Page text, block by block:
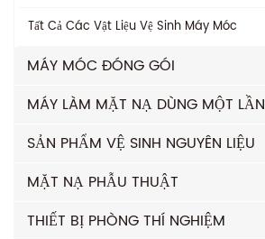
Tất Cả Các Vật Liệu Vệ Sinh Máy Móc
MÁY MÓC ĐÓNG GÓI
MÁY LÀM MẶT NẠ DÙNG MỘT LẦN
SẢN PHẨM VỆ SINH NGUYÊN LIỆU
MẶT NẠ PHẪU THUẬT
THIẾT BỊ PHÒNG THÍ NGHIỆM